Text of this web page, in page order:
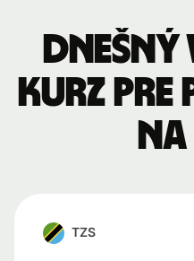
kurz pre
na
TZS